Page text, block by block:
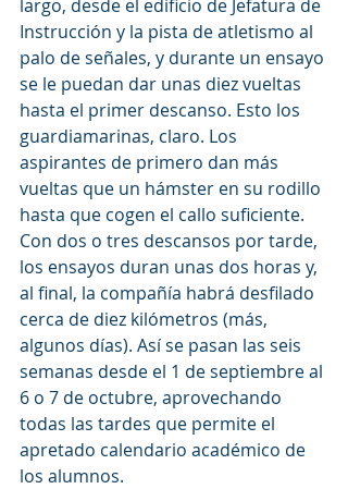
largo, desde el edificio de Jefatura de
Instrucción y la pista de atletismo al
palo de señales, y durante un ensayo
se le puedan dar unas diez vueltas
hasta el primer descanso. Esto los
guardiamarinas, claro. Los
aspirantes de primero dan más
vueltas que un hámster en su rodillo
hasta que cogen el callo suficiente.
Con dos o tres descansos por tarde,
los ensayos duran unas dos horas y,
al final, la compañía habrá desfilado
cerca de diez kilómetros (más,
algunos días). Así se pasan las seis
semanas desde el 1 de septiembre al
6 o 7 de octubre, aprovechando
todas las tardes que permite el
apretado calendario académico de
los alumnos.